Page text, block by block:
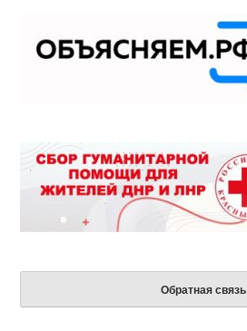
Обратная связь